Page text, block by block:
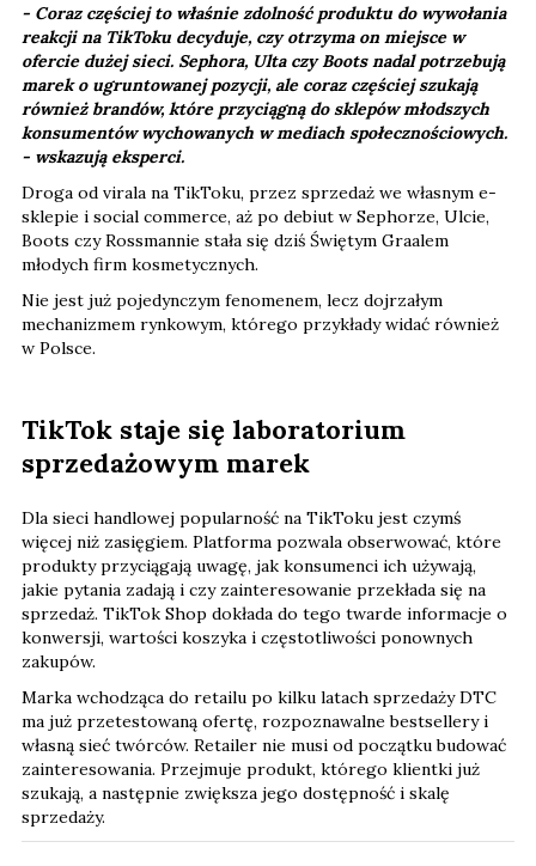
- Coraz częściej to właśnie zdolność produktu do wywołania
reakcji na TikToku decyduje, czy otrzyma on miejsce w
ofercie dużej sieci. Sephora, Ulta czy Boots nadal potrzebują
marek o ugruntowanej pozycji, ale coraz częściej szukają
również brandów, które przyciągną do sklepów młodszych
konsumentów wychowanych w mediach społecznościowych.​
- wskazują eksperci.
Droga od virala na TikToku, przez sprzedaż we własnym e-
sklepie i social commerce, aż po debiut w Sephorze, Ulcie,
Boots czy Rossmannie stała się dziś Świętym Graalem
młodych firm kosmetycznych.
Nie jest już pojedynczym fenomenem, lecz dojrzałym
mechanizmem rynkowym, którego przykłady widać również
w Polsce.
TikTok staje się laboratorium
sprzedażowym marek
Dla sieci handlowej popularność na TikToku jest czymś
więcej niż zasięgiem. Platforma pozwala obserwować, które
produkty przyciągają uwagę, jak konsumenci ich używają,
jakie pytania zadają i czy zainteresowanie przekłada się na
sprzedaż. TikTok Shop dokłada do tego twarde informacje o
konwersji, wartości koszyka i częstotliwości ponownych
zakupów.
Marka wchodząca do retailu po kilku latach sprzedaży DTC
ma już przetestowaną ofertę, rozpoznawalne bestsellery i
własną sieć twórców. Retailer nie musi od początku budować
zainteresowania. Przejmuje produkt, którego klientki już
szukają, a następnie zwiększa jego dostępność i skalę
sprzedaży.